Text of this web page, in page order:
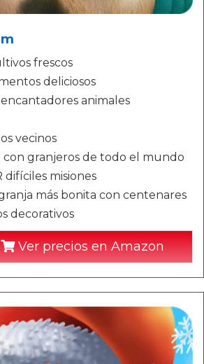
frescos
deliciosos
animales
vecinos
con granjeros de todo el mundo
difíciles misiones
más bonita con centenares
decorativos
Ver precios en Amazon